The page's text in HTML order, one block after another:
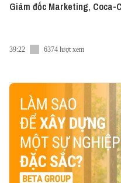
Giám đốc Marketing, Coca-
39:22 6374 lượt xem